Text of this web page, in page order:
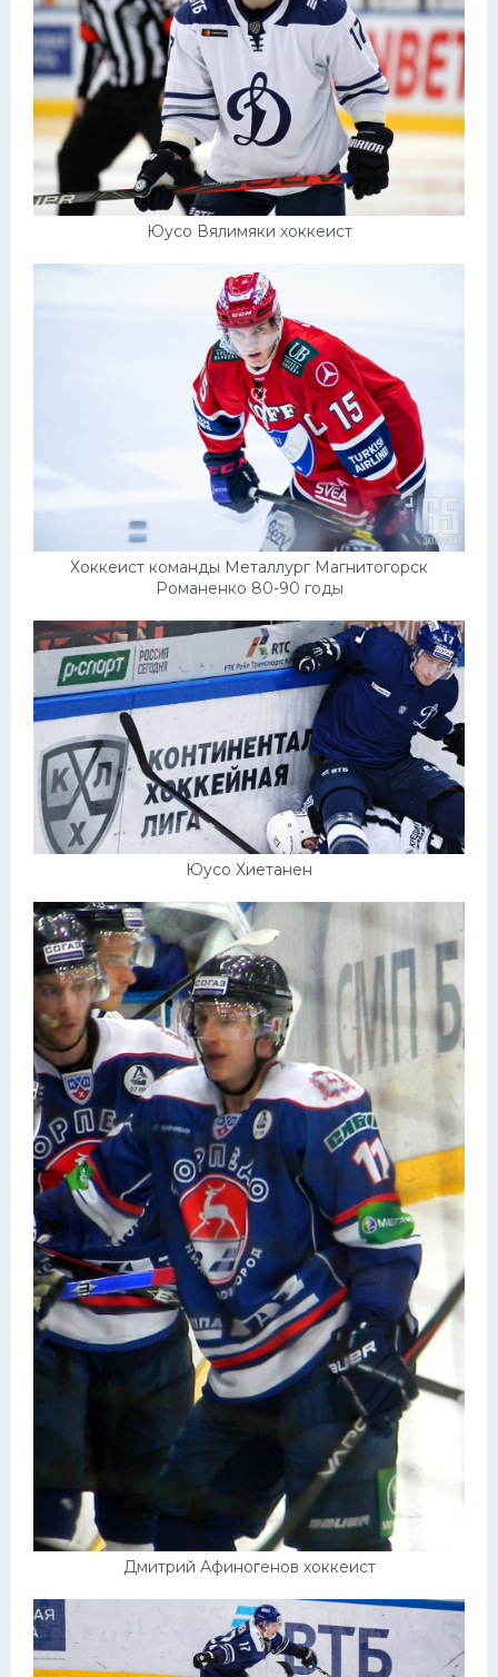
Юусо Вялимяки хоккеист
Хоккеист команды Металлург Магнитогорск
Романенко 80-90 годы
Юусо Хиетанен
Дмитрий Афиногенов хоккеист